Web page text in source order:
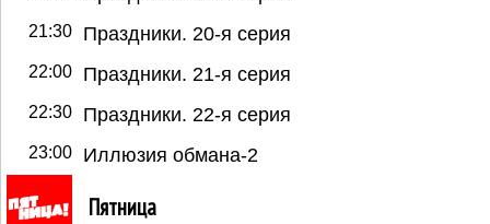
21:30 Праздники. 20-я серия
22:00 Праздники. 21-я серия
22:30 Праздники. 22-я серия
23:00 Иллюзия обмана-2
Пятница